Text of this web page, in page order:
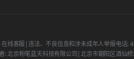
在线客服 |违法、不良信息和涉未成年人举报电话:
: 北京粉笔蓝天科技有限公司|北京市朝阳区酒仙